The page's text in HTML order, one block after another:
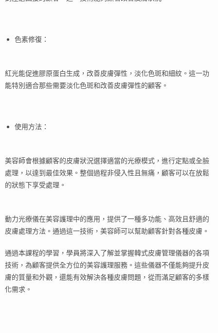
色素修復：
紅光能促進膠原蛋白生成，改善皮膚彈性，淡化色斑和細紋。這一功
能特別適合那些需要淡化色斑和改善皮膚彈性的顧客。
使用方法：
美容師會根據顧客的皮膚狀況選擇適當的光療模式，進行定點或全臉
處理，以達到最佳效果。整個過程非侵入性且無痛，顧客可以在放鬆
的狀態下享受處理。
動力光療儀在美容護理中的應用，提供了一種多功能、高效且舒適的
皮膚處理方法。通過這一技術，美容師可以幫助顧客針對各種皮膚。
通過本課程的學習，學員將深入了解並掌握韓式皮膚管理儀器的各項
技術，為顧客提供全方位的美容護理服務。這些儀器不僅能夠提升皮
膚的質量和外觀，還能有效解決各種皮膚問題，從而滿足顧客的多樣
化需求。